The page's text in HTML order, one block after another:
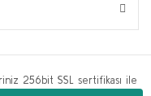
256bit SSL sertifikası ile